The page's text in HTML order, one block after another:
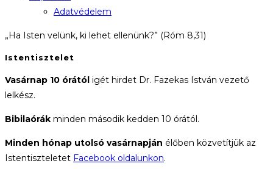
Adatvédelem
„Ha Isten velünk, ki lehet ellenünk?” (Róm 8,31)
Istentisztelet
Vasárnap 10 órától igét hirdet Dr. Fazekas István vezető
lelkész.
Bibilaórák minden második kedden 10 órától.
Minden hónap utolsó vasárnapján élőben közvetítjük az
Istentiszteletet Facebook oldalunkon.